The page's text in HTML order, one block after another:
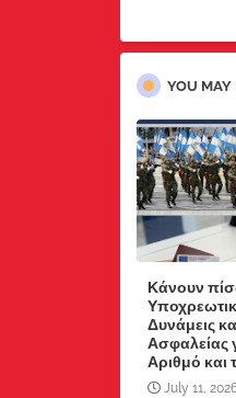
YOU MAY
Κάνουν
Δυνάμεις
Ασφαλείας
Αριθμό και
July 11,